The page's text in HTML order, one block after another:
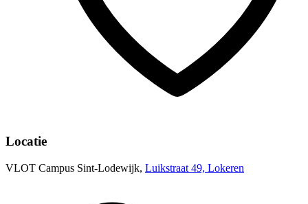
Locatie
VLOT Campus Sint-Lodewijk, Luikstraat 49, Lokeren